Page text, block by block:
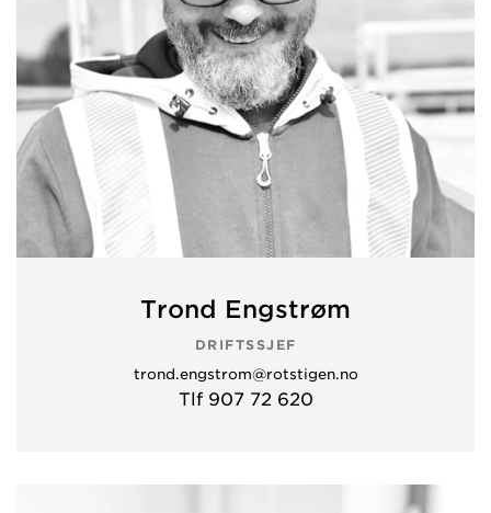
Trond Engstrøm
DRIFTSSJEF
trond.engstrom@rotstigen.no
Tlf 907 72 620